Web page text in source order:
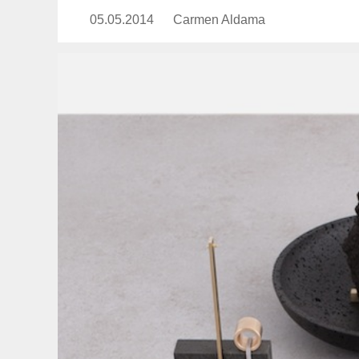
Publicado
05.05.2014
https://www.experimenta.es/
Carmen Aldama